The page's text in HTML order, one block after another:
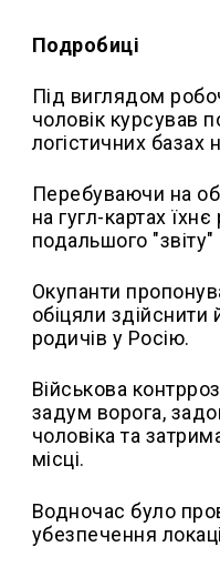
Подробиці
Під виглядом
чоловік курсував
логістичних базах
Перебуваючи на
на гугл-картах
подальшого "звіту"
Окупанти
обіцяли здійснити
родичів у Росію.
Військова
задум ворога,
чоловіка та
місці.
Водночас було
убезпечення